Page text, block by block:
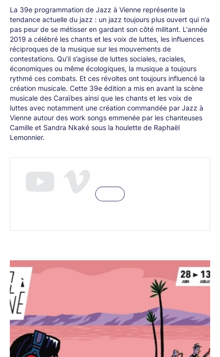
La 39e programmation de Jazz à Vienne représente la
tendance actuelle du jazz : un jazz toujours plus ouvert qui n’a
pas peur de se métisser en gardant son côté militant. L'année
2019 a célébré les chants et les voix de luttes, les influences
réciproques de la musique sur les mouvements de
contestations. Qu’il s’agisse de luttes sociales, raciales,
économiques ou même écologiques, la musique a toujours
rythmé ces combats. Et ces révoltes ont toujours influencé la
création musicale. Cette 39e édition a mis en avant la scène
musicale des Caraïbes ainsi que les chants et les voix de
luttes avec notamment une création commandée par Jazz à
Vienne autour des work songs emmenée par les chanteuses
Camille et Sandra Nkaké sous la houlette de Raphaël
Lemonnier.